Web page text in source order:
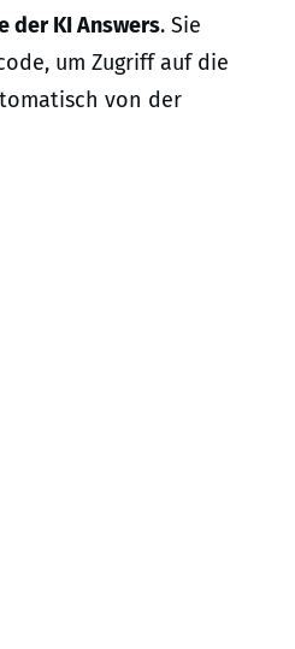
der KI Answers. Sie
um Zugriff auf die
von der